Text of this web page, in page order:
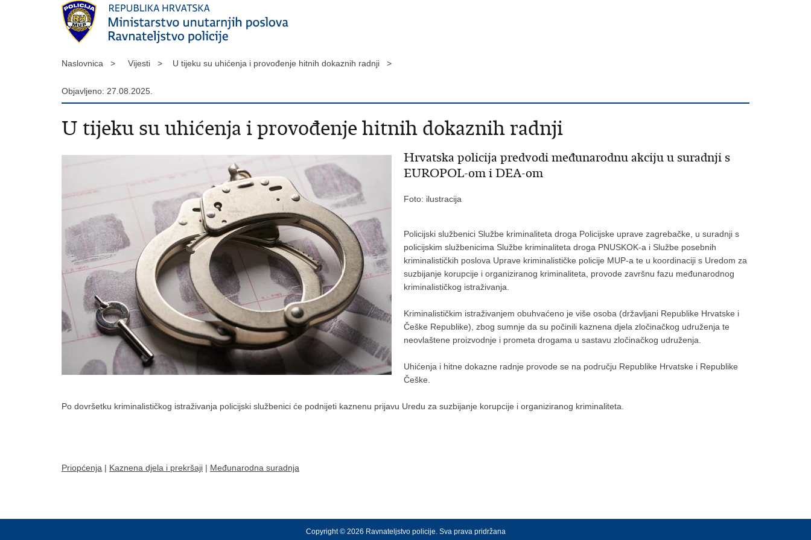
Naslovnica > Vijesti > U tijeku su uhićenja i provođenje hitnih dokaznih radnji >
Objavljeno: 27.08.2025.
U tijeku su uhićenja i provođenje hitnih dokaznih radnji
Hrvatska policija predvodi međunarodnu akciju u suradnji s
EUROPOL-om i DEA-om
Foto: ilustracija
Policijski službenici Službe kriminaliteta droga Policijske uprave zagrebačke, u suradnji s
policijskim službenicima Službe kriminaliteta droga PNUSKOK-a i Službe posebnih
kriminalističkih poslova Uprave kriminalističke policije MUP-a te u koordinaciji s Uredom za
suzbijanje korupcije i organiziranog kriminaliteta, provode završnu fazu međunarodnog
kriminalističkog istraživanja.
Kriminalističkim istraživanjem obuhvaćeno je više osoba (državljani Republike Hrvatske i
Češke Republike), zbog sumnje da su počinili kaznena djela zločinačkog udruženja te
neovlaštene proizvodnje i prometa drogama u sastavu zločinačkog udruženja.
Uhićenja i hitne dokazne radnje provode se na području Republike Hrvatske i Republike
Češke.
Po dovršetku kriminalističkog istraživanja policijski službenici će podnijeti kaznenu prijavu Uredu za suzbijanje korupcije i organiziranog kriminaliteta.
Priopćenja | Kaznena djela i prekršaji | Međunarodna suradnja
Copyright © 2026 Ravnateljstvo policije. Sva prava pridržana